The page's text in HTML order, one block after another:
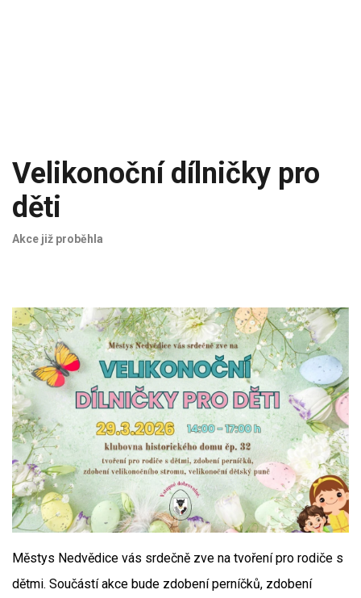
Velikonoční dílničky pro
děti
Akce již proběhla
Městys Nedvědice vás srdečně zve na tvoření pro rodiče s
dětmi. Součástí akce bude zdobení perníčků, zdobení